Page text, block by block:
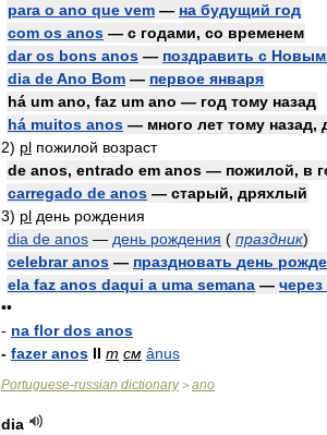
para o ano que vem — на будущий год
com os anos — с годами, со временем
dar os bons anos — поздравить с Новым
dia deAno Bom — первое января
há um ano, faz um ano — год тому назад
há muitos anos — много лет тому назад,
2) pl пожилой возраст
de anos, entrado em anos — пожилой, в
carregado de anos — старый, дряхлый
3) pl день рождения
dia de anos — день рождения ( праздник)
celebrar anos — праздновать день
ela faz anos daqui a uma semana — через
••
- na flor dos anos
- fazer anos II m см ânus
Portuguese-russian dictionary> ano
dia